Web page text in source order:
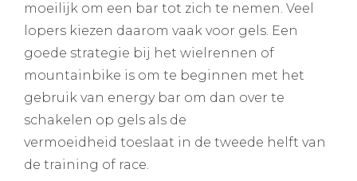
moeilijk om een bar tot zich te nemen. Veel
lopers kiezen daarom vaak voor gels. Een
goede strategie bij het wielrennen of
mountainbike is om te beginnen met het
gebruik van energy bar om dan over te
schakelen op gels als de
vermoeidheid toeslaat in de tweede helft van
de training of race.